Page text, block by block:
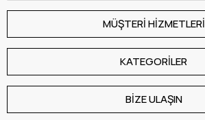
MÜŞTERİ HİZMETLERİ
KATEGORİLER
BİZE ULAŞIN